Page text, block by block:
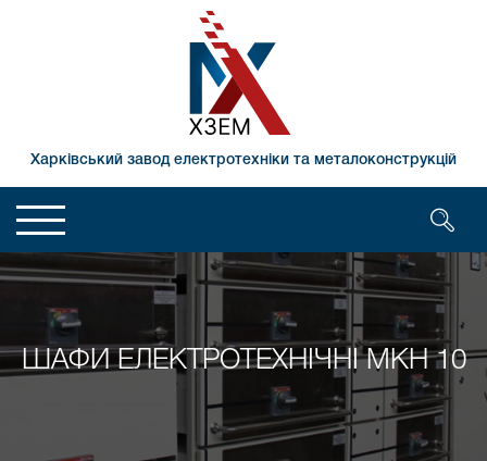
Харківський завод електротехніки та металоконструкцій
ШАФИ ЕЛЕКТРОТЕХНІЧНІ МКН 10